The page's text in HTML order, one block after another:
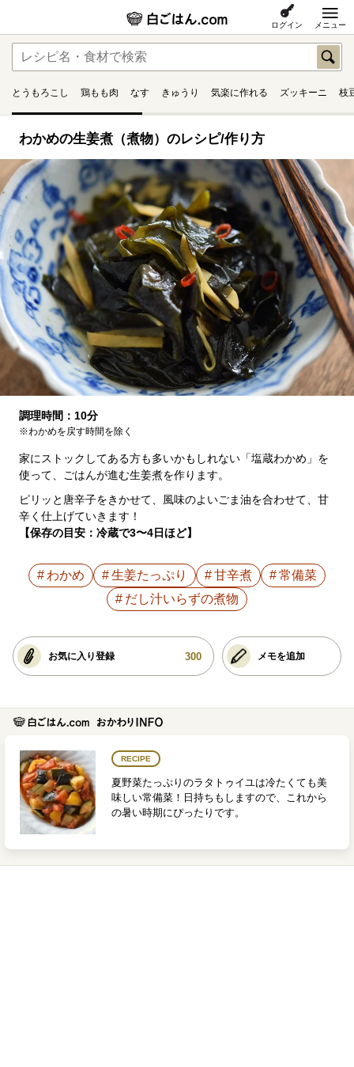
ログイン メニュー
とうもろこし 鶏もも肉 なす きゅうり 気楽に作れる ズッキーニ 枝
わかめの生姜煮（煮物）のレシピ/作り方
調理時間：10分
※わかめを戻す時間を除く
家にストックしてある方も多いかもしれない「塩蔵わかめ」を
使って、ごはんが進む生姜煮を作ります。
ピリッと唐辛子をきかせて、風味のよいごま油を合わせて、甘
辛く仕上げていきます！
【保存の目安：冷蔵で3〜4日ほど】
わかめ 生姜たっぷり 甘辛煮
常備菜
だし汁いらずの煮物
お気に入り登録 300 メモを追加
RECIPE
夏野菜たっぷりのラタトゥイユは冷たくても美
味しい常備菜！日持ちもしますので、これから
の暑い時期にぴったりです。